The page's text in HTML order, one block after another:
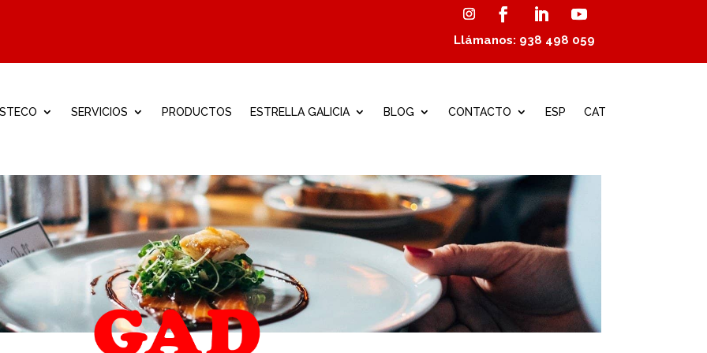
Llámanos: 938 498 059
SERVICIOS PRODUCTOS ESTRELLA GALICIA BLOG CONTACTO ESP CAT